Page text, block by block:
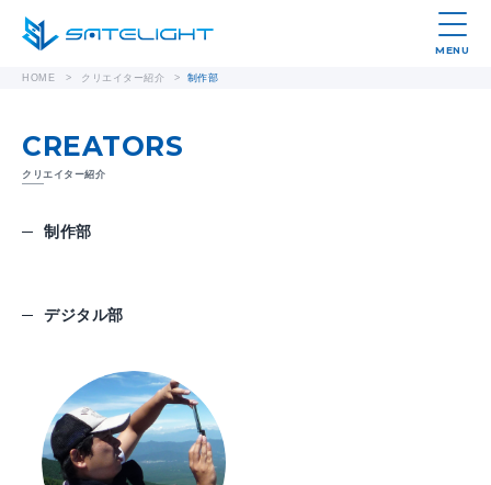
MENU
HOME > クリエイター紹介 > 制作部
CREATORS
クリエイター紹介
制作部
デジタル部